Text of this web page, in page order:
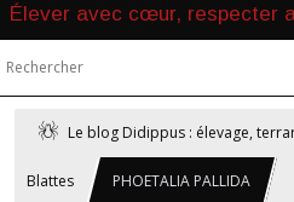
Élever avec cœur, respecter
Le blog Didippus : élevage,
Blattes PHOETALIA PALLIDA